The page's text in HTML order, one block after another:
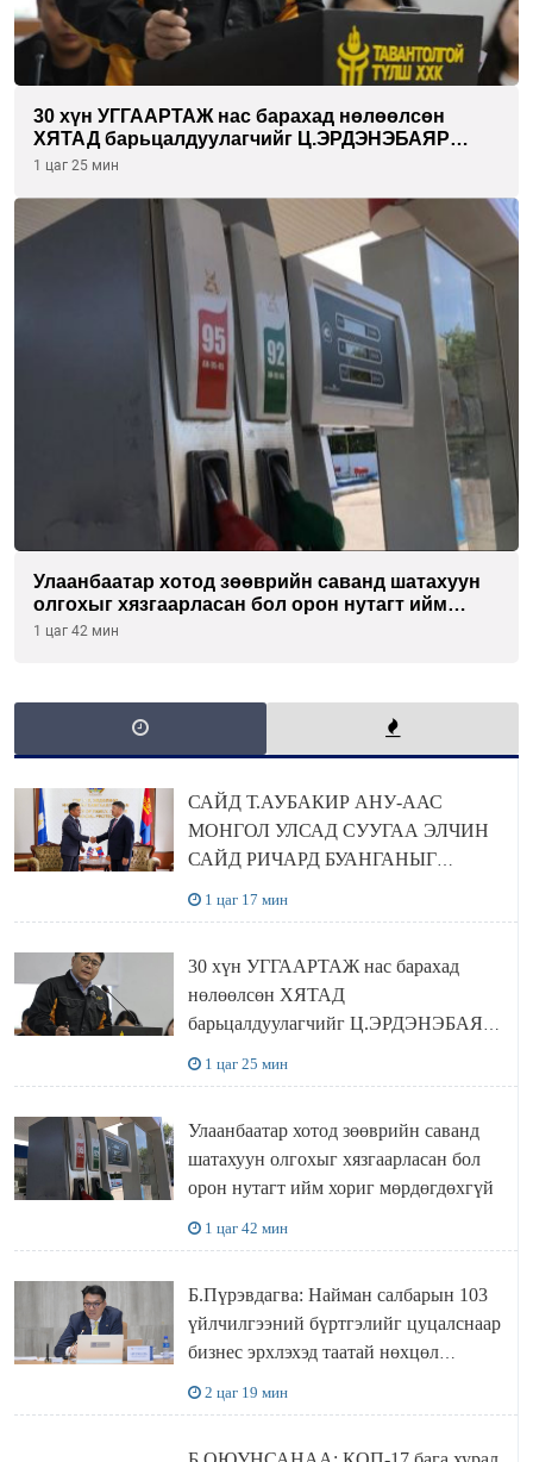
30 хүн УГГААРТАЖ нас барахад нөлөөлсөн
ХЯТАД барьцалдуулагчийг Ц.ЭРДЭНЭБАЯР
захирал дахин худалдаж авахаар болжээ
1 цаг 25 мин
Улаанбаатар хотод зөөврийн саванд шатахуун
олгохыг хязгаарласан бол орон нутагт ийм
хориг мөрдөгдөхгүй
1 цаг 42 мин
САЙД Т.АУБАКИР АНУ-ААС
МОНГОЛ УЛСАД СУУГАА ЭЛЧИН
САЙД РИЧАРД БУАНГАНЫГ
1 цаг 17 мин
30 хүн УГГААРТАЖ нас барахад
нөлөөлсөн ХЯТАД
барьцалдуулагчийг Ц.ЭРДЭНЭБАЯР
1 цаг 25 мин
Улаанбаатар хотод зөөврийн саванд
шатахуун олгохыг хязгаарласан бол
орон нутагт ийм хориг мөрдөгдөхгүй
1 цаг 42 мин
Б.Пүрэвдагва: Найман салбарын 103
үйлчилгээний бүртгэлийг цуцалснаар
бизнес эрхлэхэд таатай нөхцөл
2 цаг 19 мин